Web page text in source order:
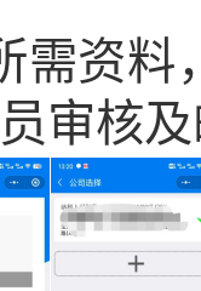
需资料
审核